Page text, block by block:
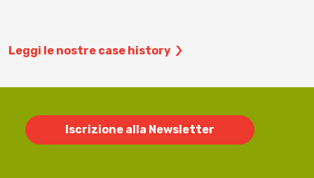
Leggi le nostre case history
Iscrizione alla Newsletter